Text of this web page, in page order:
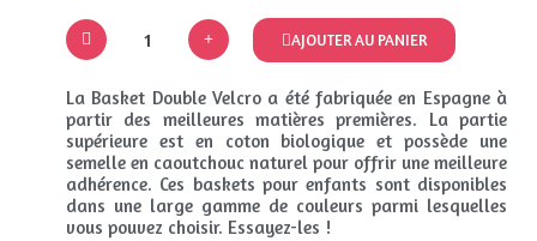
AJOUTER AU PANIER
La Basket Double Velcro a été fabriquée en Espagne à
partir des meilleures matières premières. La partie
supérieure est en coton biologique et possède une
semelle en caoutchouc naturel pour offrir une meilleure
adhérence. Ces baskets pour enfants sont disponibles
dans une large gamme de couleurs parmi lesquelles
vous pouvez choisir. Essayez-les !